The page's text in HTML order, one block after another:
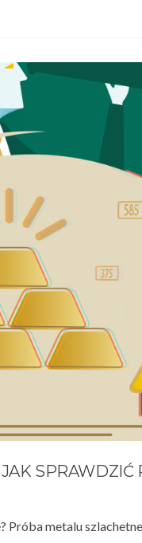
SPRAWDZIĆ
Próba metalu